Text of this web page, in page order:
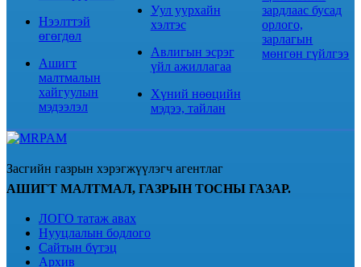
Нээлттэй
өгөгдөл
Ашигт
малтмалын
хайгуулын
мэдээлэл
Уул уурхайн
хэлтэс
Авлигын эсрэг
үйл ажиллагаа
Хүний нөөцийн
мэдээ, тайлан
зардлаас бусад
орлого,
зарлагын
мөнгөн гүйлгээ
Засгийн газрын хэрэгжүүлэгч агентлаг
АШИГТ МАЛТМАЛ, ГАЗРЫН ТОСНЫ ГАЗАР.
ЛОГО татаж авах
Нууцлалын бодлого
Сайтын бүтэц
Архив